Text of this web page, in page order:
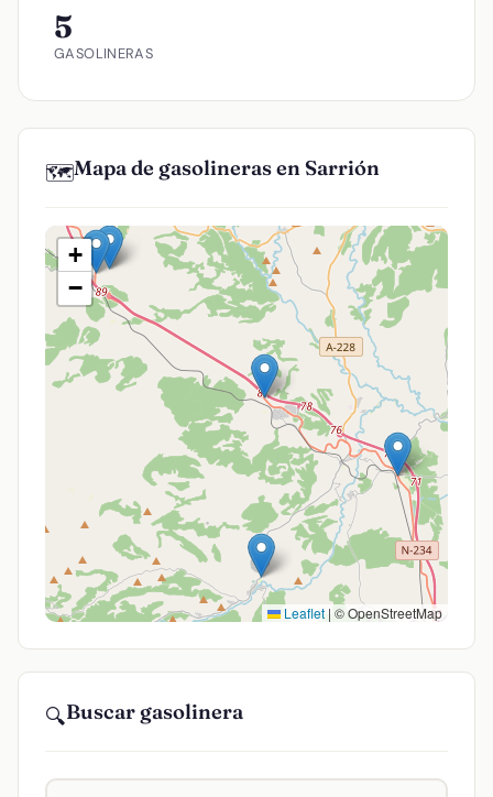
5
GASOLINERAS
🗺️Mapa de gasolineras en Sarrión
+
−
Leaflet | © OpenStreetMap
🔍Buscar gasolinera